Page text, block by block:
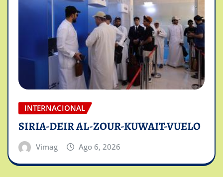
INTERNACIONAL
SIRIA-DEIR AL-ZOUR-KUWAIT-VUELO
Vimag Ago 6, 2026